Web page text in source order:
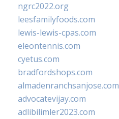
ngrc2022.org
leesfamilyfoods.com
lewis-lewis-cpas.com
eleontennis.com
cyetus.com
bradfordshops.com
almadenranchsanjose.com
advocatevijay.com
adlibilimler2023.com